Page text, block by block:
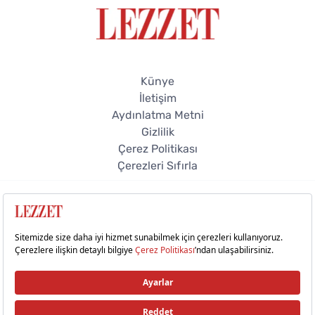
Künye
İletişim
Aydınlatma Metni
Gizlilik
Çerez Politikası
Çerezleri Sıfırla
© 2026 Lezzet Online. Tüm hakları saklıdır.